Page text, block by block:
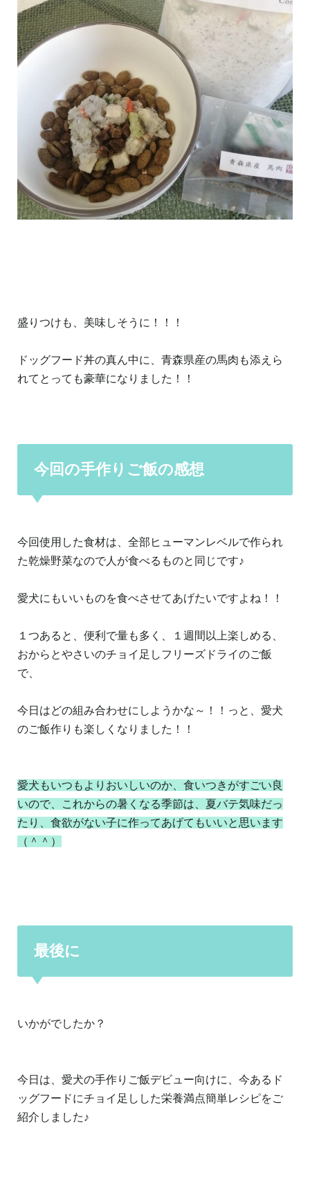
盛りつけも、美味しそうに！！！
ドッグフード丼の真ん中に、青森県産の馬肉も添えら
れてとっても豪華になりました！！
今回の手作りご飯の感想
今回使用した食材は、全部ヒューマンレベルで作られ
た乾燥野菜なので人が食べるものと同じです♪
愛犬にもいいものを食べさせてあげたいですよね！！
１つあると、便利で量も多く、１週間以上楽しめる、
おからとやさいのチョイ足しフリーズドライのご飯
で、
今日はどの組み合わせにしようかな～！！っと、愛犬
のご飯作りも楽しくなりました！！
愛犬もいつもよりおいしいのか、食いつきがすごい良
いので、これからの暑くなる季節は、夏バテ気味だっ
たり、食欲がない子に作ってあげてもいいと思います
（＾＾）
最後に
いかがでしたか？
今日は、愛犬の手作りご飯デビュー向けに、今あるド
ッグフードにチョイ足しした栄養満点簡単レシピをご
紹介しました♪